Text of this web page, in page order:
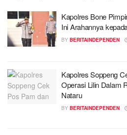
Kapolres Bone
Ini Arahannya
BY BERITAINDEPENDEN
Kapolres Soppeng
Operasi Lilin Dalam
Nataru
BY BERITAINDEPENDEN